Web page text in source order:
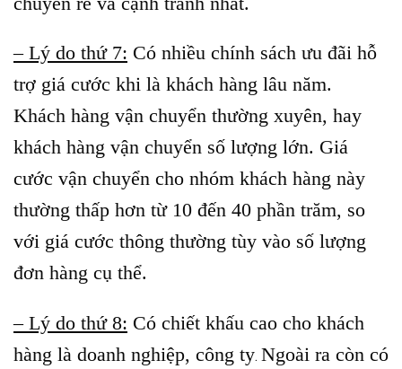
– Lý do thứ 7: Có nhiều chính sách ưu đãi hỗ
trợ giá cước khi là khách hàng lâu năm.
Khách hàng vận chuyển thường xuyên, hay
khách hàng vận chuyển số lượng lớn. Giá
cước vận chuyển cho nhóm khách hàng này
thường thấp hơn từ 10 đến 40 phần trăm, so
với giá cước thông thường tùy vào số lượng
đơn hàng cụ thể.
– Lý do thứ 8: Có chiết khấu cao cho khách
hàng là doanh nghiệp, công ty. Ngoài ra còn có